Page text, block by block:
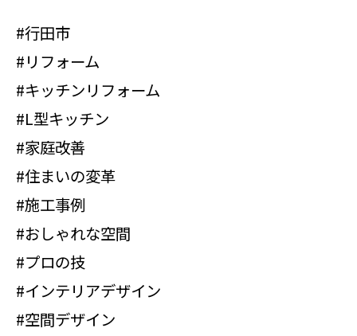
#行田市
#リフォーム
#キッチンリフォーム
#L型キッチン
#家庭改善
#住まいの変革
#施工事例
#おしゃれな空間
#プロの技
#インテリアデザイン
#空間デザイン